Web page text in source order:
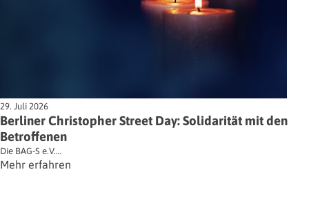
29. Juli 2026
Berliner Christopher Street Day: Solidarität mit den
Betroffenen
Die BAG-S e.V.…
Mehr erfahren